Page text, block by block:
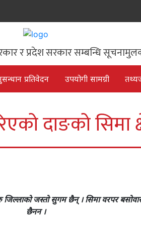
र प्रदेश सरकार सम्बन्धि
प्रतिवेदन उपयोगी सामग्री
दाङको सिमा
जिल्लाको जस्तो सुगम छैन् । सिमा वरपर
छैनन ।